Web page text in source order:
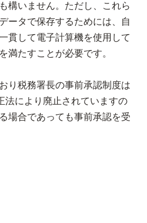
構いません。ただし、これら
ータで保存するためには、自
貫して電子計算機を使用して
満たすことが必要です。
り税務署長の事前承認制度は
法により廃止されていますの
場合であっても事前承認を受